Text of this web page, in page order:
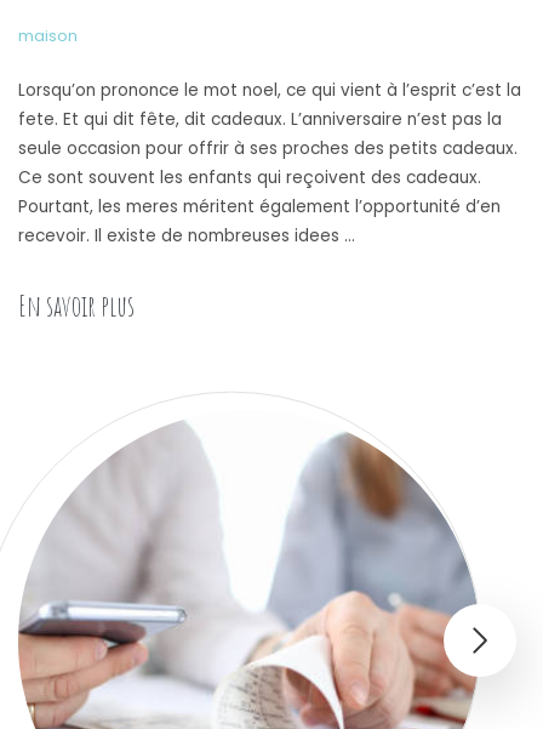
maison
Lorsqu’on prononce le mot noel, ce qui vient à l’esprit c’est la
fete. Et qui dit fête, dit cadeaux. L’anniversaire n’est pas la
seule occasion pour offrir à ses proches des petits cadeaux.
Ce sont souvent les enfants qui reçoivent des cadeaux.
Pourtant, les meres méritent également l’opportunité d’en
recevoir. Il existe de nombreuses idees …
En savoir plus